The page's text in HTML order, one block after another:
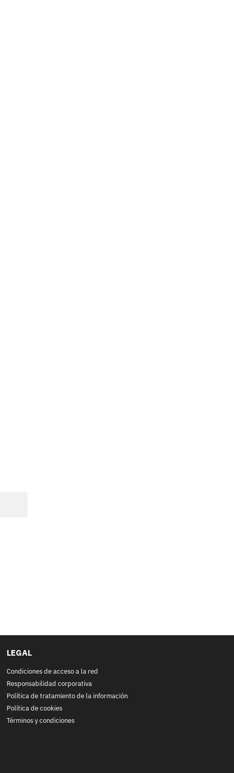
LEGAL
Condiciones de acceso a la red
Responsabilidad corporativa
Política de tratamiento de la información
Política de cookies
Términos y condiciones